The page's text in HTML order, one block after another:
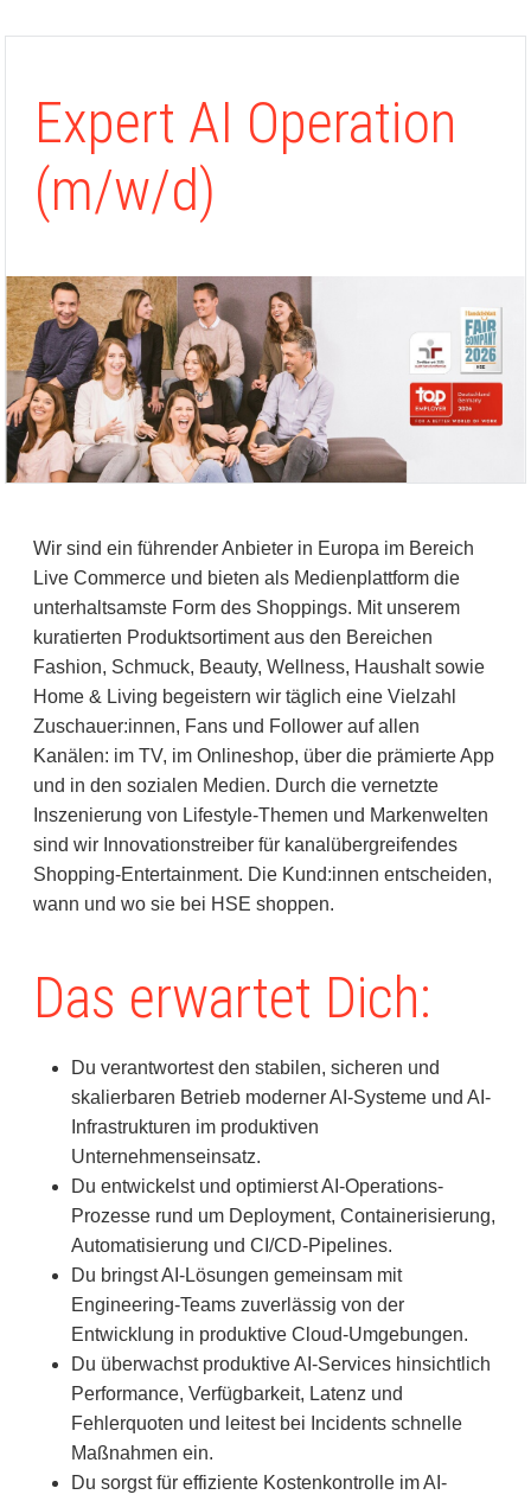
Expert AI Operation
(m/w/d)
Wir sind ein führender Anbieter in Europa im Bereich
Live Commerce und bieten als Medienplattform die
unterhaltsamste Form des Shoppings. Mit unserem
kuratierten Produktsortiment aus den Bereichen
Fashion, Schmuck, Beauty, Wellness, Haushalt sowie
Home & Living begeistern wir täglich eine Vielzahl
Zuschauer:innen, Fans und Follower auf allen
Kanälen: im TV, im Onlineshop, über die prämierte App
und in den sozialen Medien. Durch die vernetzte
Inszenierung von Lifestyle-Themen und Markenwelten
sind wir Innovationstreiber für kanalübergreifendes
Shopping-Entertainment. Die Kund:innen entscheiden,
wann und wo sie bei HSE shoppen.
Das erwartet Dich:
Du verantwortest den stabilen, sicheren und
skalierbaren Betrieb moderner AI-Systeme und AI-
Infrastrukturen im produktiven
Unternehmenseinsatz.
Du entwickelst und optimierst AI-Operations-
Prozesse rund um Deployment, Containerisierung,
Automatisierung und CI/CD-Pipelines.
Du bringst AI-Lösungen gemeinsam mit
Engineering-Teams zuverlässig von der
Entwicklung in produktive Cloud-Umgebungen.
Du überwachst produktive AI-Services hinsichtlich
Performance, Verfügbarkeit, Latenz und
Fehlerquoten und leitest bei Incidents schnelle
Maßnahmen ein.
Du sorgst für effiziente Kostenkontrolle im AI-